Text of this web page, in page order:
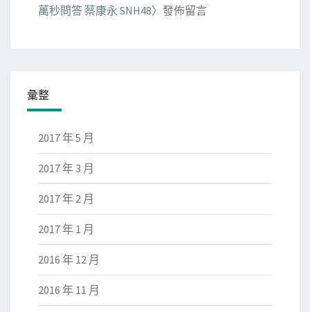
萬秒問答 蔡康永 SNH48〉發佈留言
彙整
2017 年 5 月
2017 年 3 月
2017 年 2 月
2017 年 1 月
2016 年 12 月
2016 年 11 月